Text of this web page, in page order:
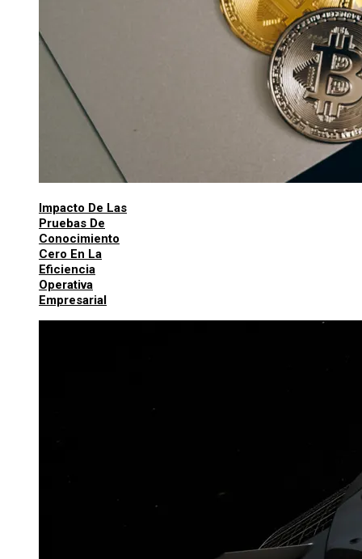
Impacto De Las
Pruebas De
Conocimiento
Cero En La
Eficiencia
Operativa
Empresarial